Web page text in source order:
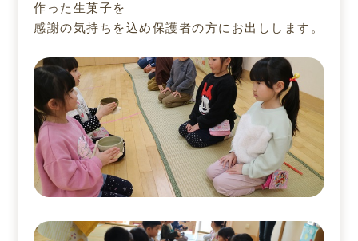
作った生菓子を
感謝の気持ちを込め保護者の方にお出しします。